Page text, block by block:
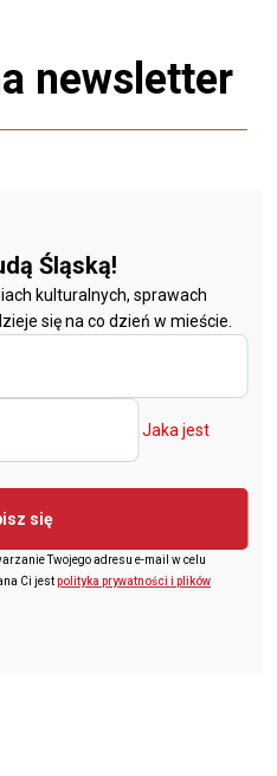
newsletter
Śląską!
kulturalnych, sprawach
się na co dzień w mieście.
Jaka jest
się
Twojego adresu e-mail w celu
Ci jestpolityka prywatności i plików